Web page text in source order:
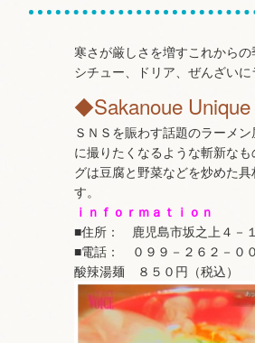
寒さが厳しさを増すこれから
シチュー、ドリア、ぜんざい
◆Sakanoue Unique
ＳＮＳを賑わす話題のラーメ
に撮りたくなるような斬新な
グは豆腐と野菜などを炒めた
す。
ｉｎｆｏｒｍａｔｉｏｎ
■住所： 鹿児島市坂之上４－
■電話： ０９９－２６２－０
酸辣湯麺 ８５０円（税込）